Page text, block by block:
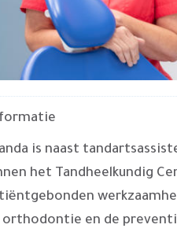
is naast
het Tandheelkundig
orthodontie en de